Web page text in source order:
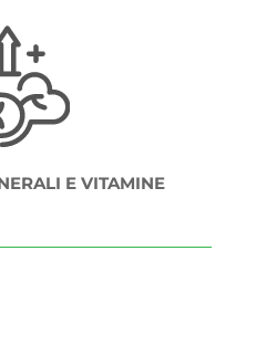
E VITAMINE